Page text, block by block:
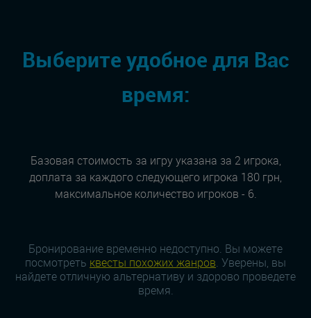
Выберите удобное для Вас
время:
Базовая стоимость за игру указана за 2 игрока,
доплата за каждого следующего игрока 180 грн,
максимальное количество игроков - 6.
Бронирование временно недоступно. Вы можете
посмотреть квесты похожих жанров. Уверены, вы
найдете отличную альтернативу и здорово проведете
время.